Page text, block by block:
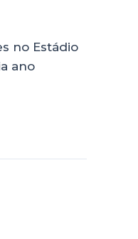
no Estádio
ano